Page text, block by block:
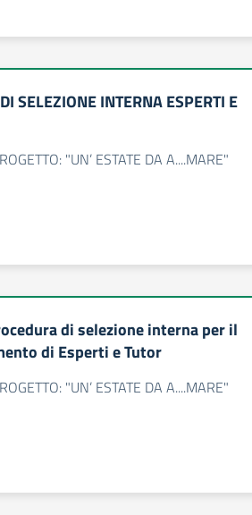
SELEZIONE INTERNA ESPERTI E
"UN’ ESTATE DA A....MARE"
di selezione interna per il
di Esperti e Tutor
"UN’ ESTATE DA A....MARE"